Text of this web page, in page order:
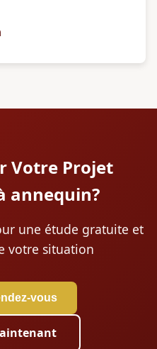
Votre Projet
annequin?
une étude gratuite et
votre situation
vous